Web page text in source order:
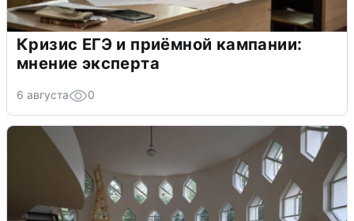
Кризис ЕГЭ и приёмной кампании:
мнение эксперта
6 августа 0